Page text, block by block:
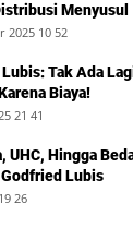
Menyusul
2025 10 52
Tak Ada
Biaya!
21 41
UHC, Hingga
Lubis
26